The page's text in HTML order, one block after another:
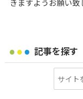
きますようお願い致
記事を探す